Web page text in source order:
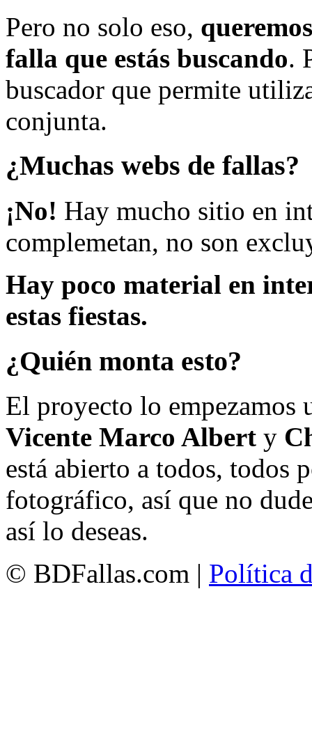
Pero no solo eso,
falla que estás buscando.
buscador que permite
conjunta.
¿Muchas webs de fallas?
¡No! Hay mucho sitio en
complemetan, no son
Hay poco material en
estas fiestas.
¿Quién monta esto?
El proyecto lo empezamos
Vicente Marco Albert y
está abierto a todos, todos
fotográfico, así que no
así lo deseas.
© BDFallas.com | Política